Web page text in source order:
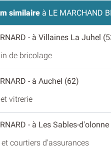
similaire à LE MARCHAND
- à Villaines La Juhel
de bricolage
- à Auchel (62)
vitrerie
- à Les Sables-d'olonne
courtiers d'assurances